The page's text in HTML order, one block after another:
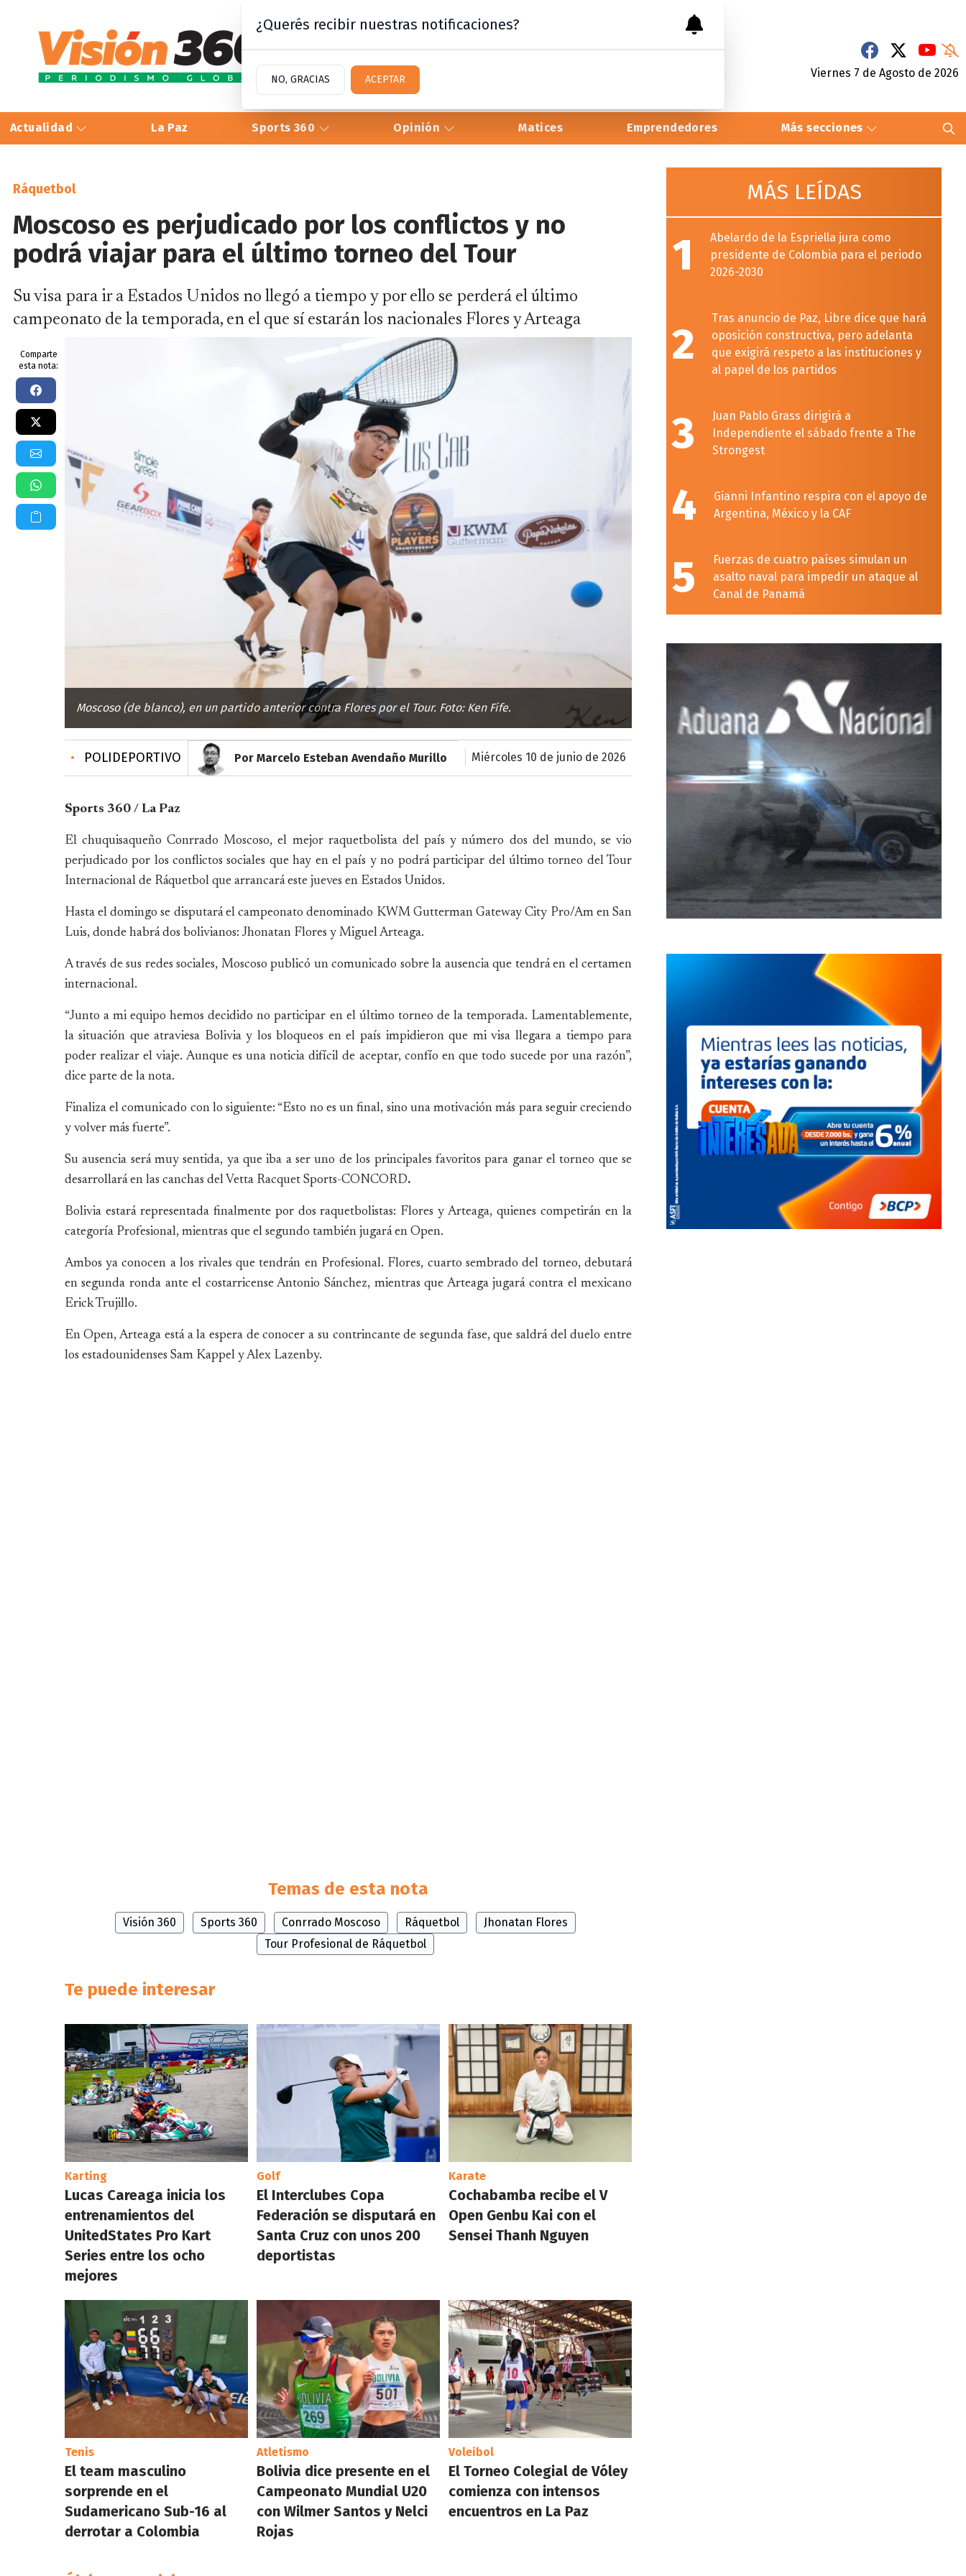
Viernes 7 de Agosto de 2026
Actualidad La Paz Sports 360 Opinión Matices Emprendedores Más secciones
Ráquetbol
Moscoso es perjudicado por los conflictos y no
podrá viajar para el último torneo del Tour
Su visa para ir a Estados Unidos no llegó a tiempo y por ello se perderá el último
campeonato de la temporada, en el que sí estarán los nacionales Flores y Arteaga
Comparte
esta nota:
Moscoso (de blanco), en un partido anterior contra Flores por el Tour. Foto: Ken Fife.
• POLIDEPORTIVO Por Marcelo Esteban Avendaño Murillo miércoles 10 de junio de 2026
Sports 360 / La Paz
El chuquisaqueño Conrrado Moscoso, el mejor raquetbolista del país y número dos del mundo, se vio
perjudicado por los conflictos sociales que hay en el país y no podrá participar del último torneo del Tour
Internacional de Ráquetbol que arrancará este jueves en Estados Unidos.
Hasta el domingo se disputará el campeonato denominado KWM Gutterman Gateway City Pro/Am en San
Luis, donde habrá dos bolivianos: Jhonatan Flores y Miguel Arteaga.
A través de sus redes sociales, Moscoso publicó un comunicado sobre la ausencia que tendrá en el certamen
internacional.
“Junto a mi equipo hemos decidido no participar en el último torneo de la temporada. Lamentablemente,
la situación que atraviesa Bolivia y los bloqueos en el país impidieron que mi visa llegara a tiempo para
poder realizar el viaje. Aunque es una noticia difícil de aceptar, confío en que todo sucede por una razón”,
dice parte de la nota.
Finaliza el comunicado con lo siguiente: “Esto no es un final, sino una motivación más para seguir creciendo
y volver más fuerte”.
Su ausencia será muy sentida, ya que iba a ser uno de los principales favoritos para ganar el torneo que se
desarrollará en las canchas del Vetta Racquet Sports-CONCORD.
Bolivia estará representada finalmente por dos raquetbolistas: Flores y Arteaga, quienes competirán en la
categoría Profesional, mientras que el segundo también jugará en Open.
Ambos ya conocen a los rivales que tendrán en Profesional. Flores, cuarto sembrado del torneo, debutará
en segunda ronda ante el costarricense Antonio Sánchez, mientras que Arteaga jugará contra el mexicano
Erick Trujillo.
En Open, Arteaga está a la espera de conocer a su contrincante de segunda fase, que saldrá del duelo entre
los estadounidenses Sam Kappel y Alex Lazenby.
Temas de esta nota
Visión 360 Sports 360 Conrrado Moscoso Ráquetbol
Jhonatan Flores
Tour Profesional de Ráquetbol
Te puede interesar
Karting
Lucas Careaga inicia los
entrenamientos del
UnitedStates Pro Kart
Series entre los ocho
mejores
Golf
El Interclubes Copa
Federación se disputará en
Santa Cruz con unos 200
deportistas
Karate
Cochabamba recibe el V
Open Genbu Kai con el
Sensei Thanh Nguyen
Tenis
El team masculino
sorprende en el
Sudamericano Sub-16 al
derrotar a Colombia
Atletismo
Bolivia dice presente en el
Campeonato Mundial U20
con Wilmer Santos y Nelci
Rojas
Voleibol
El Torneo Colegial de Vóley
comienza con intensos
encuentros en La Paz
MÁS LEÍDAS
1
Abelardo de la Espriella jura como
presidente de Colombia para el periodo
2026-2030
2
Tras anuncio de Paz, Libre dice que hará
oposición constructiva, pero adelanta
que exigirá respeto a las instituciones y
al papel de los partidos
3
Juan Pablo Grass dirigirá a
Independiente el sábado frente a The
Strongest
4
Gianni Infantino respira con el apoyo de
Argentina, México y la CAF
5
Fuerzas de cuatro países simulan un
asalto naval para impedir un ataque al
Canal de Panamá
¿Querés recibir nuestras notificaciones?
NO, GRACIAS ACEPTAR